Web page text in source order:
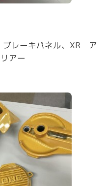
レーキパネル、XR ア
アー